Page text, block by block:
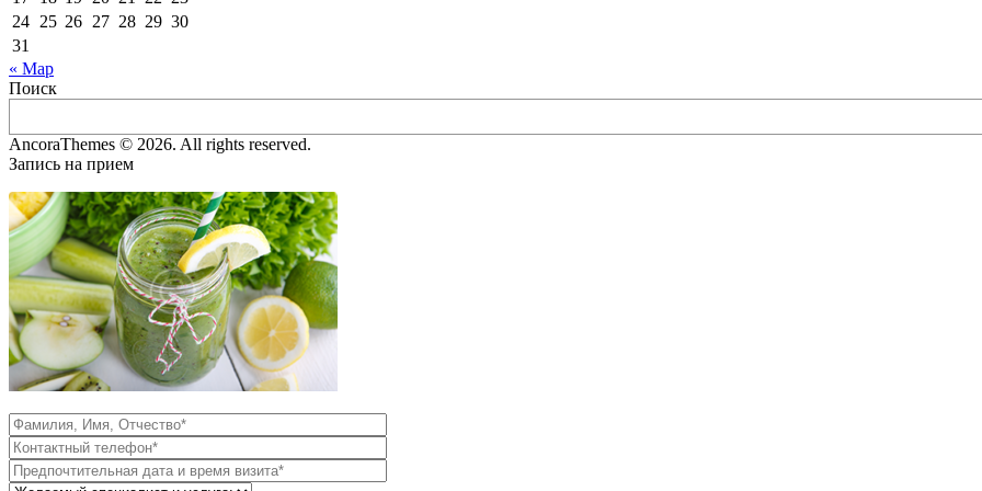
24 25 26 27 28 29 30
31
« Мар
Поиск
AncoraThemes © 2026. All rights reserved.
Запись на прием